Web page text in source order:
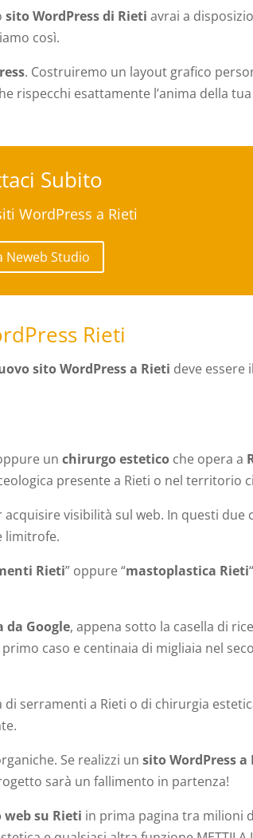
sito WordPress di Rieti avrai a
così.
. Costruiremo un layout grafico
rispecchi esattamente l’anima della
Subito
WordPress a Rieti
Neweb Studio
Rieti
sito WordPress a Rieti deve essere
unchirurgo estetico che opera a
presente a Rieti o nel territorio
acquisire visibilità sul web. In questi due
limitrofe.
Rieti” oppure “mastoplastica Rieti
Google, appena sotto la casella di
caso e centinaia di migliaia nel
di serramenti a Rieti o di chirurgia
Se realizzi unsito WordPress a
sarà un fallimento in partenza!
su Rieti in prima pagina tra milioni